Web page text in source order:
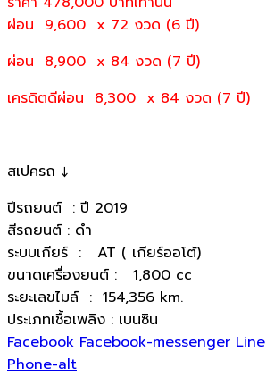
ผ่อน 9,600 x 72 งวด (6 ปี)
ผ่อน 8,900 x 84 งวด (7 ปี)
เครดิตดีผ่อน 8,300 x 84 งวด (7 ปี)
สเปครถ ↓
ปีรถยนต์ : ปี 2019
สีรถยนต์ : ดำ
ระบบเกียร์ : AT ( เกียร์ออโต้)
ขนาดเครื่องยนต์ : 1,800 cc
ระยะเลขไมล์ : 154,356 km.
ประเภทเชื้อเพลิง : เบนซิน
Facebook Facebook-messenger Line
Phone-alt